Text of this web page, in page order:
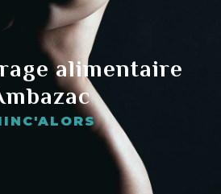
alimentaire